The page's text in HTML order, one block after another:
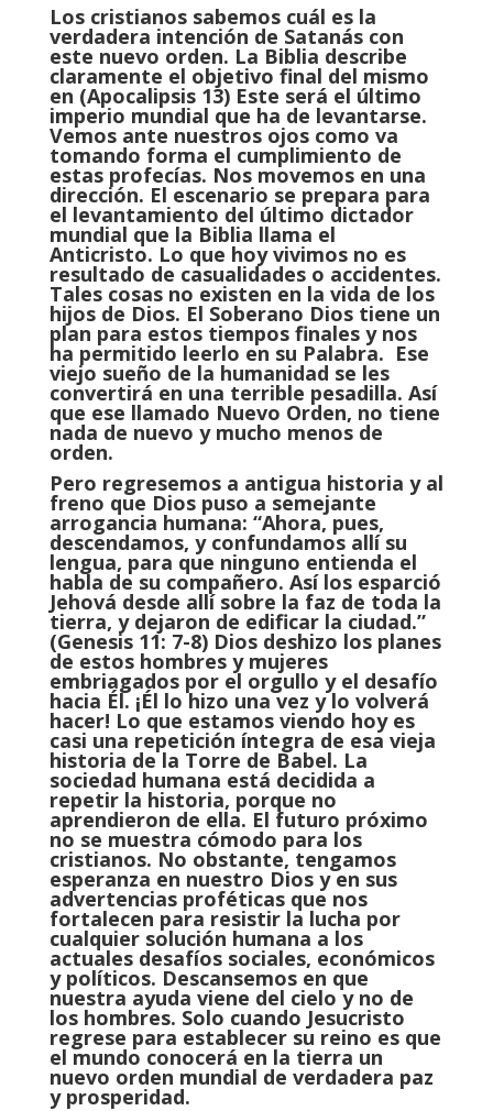
Los cristianos sabemos cuál es la
verdadera intención de Satanás con
este nuevo orden. La Biblia describe
claramente el objetivo final del mismo
en (Apocalipsis 13) Este será el último
imperio mundial que ha de levantarse.
Vemos ante nuestros ojos como va
tomando forma el cumplimiento de
estas profecías. Nos movemos en una
dirección. El escenario se prepara para
el levantamiento del último dictador
mundial que la Biblia llama el
Anticristo. Lo que hoy vivimos no es
resultado de casualidades o accidentes.
Tales cosas no existen en la vida de los
hijos de Dios. El Soberano Dios tiene un
plan para estos tiempos finales y nos
ha permitido leerlo en su Palabra. Ese
viejo sueño de la humanidad se les
convertirá en una terrible pesadilla. Así
que ese llamado Nuevo Orden, no tiene
nada de nuevo y mucho menos de
orden.
Pero regresemos a antigua historia y al
freno que Dios puso a semejante
arrogancia humana: “Ahora, pues,
descendamos, y confundamos allí su
lengua, para que ninguno entienda el
habla de su compañero. Así los esparció
Jehová desde allí sobre la faz de toda la
tierra, y dejaron de edificar la ciudad.”
(Genesis 11: 7-8) Dios deshizo los planes
de estos hombres y mujeres
embriagados por el orgullo y el desafío
hacia Él. ¡Él lo hizo una vez y lo volverá
hacer! Lo que estamos viendo hoy es
casi una repetición íntegra de esa vieja
historia de la Torre de Babel. La
sociedad humana está decidida a
repetir la historia, porque no
aprendieron de ella. El futuro próximo
no se muestra cómodo para los
cristianos. No obstante, tengamos
esperanza en nuestro Dios y en sus
advertencias proféticas que nos
fortalecen para resistir la lucha por
cualquier solución humana a los
actuales desafíos sociales, económicos
y políticos. Descansemos en que
nuestra ayuda viene del cielo y no de
los hombres. Solo cuando Jesucristo
regrese para establecer su reino es que
el mundo conocerá en la tierra un
nuevo orden mundial de verdadera paz
y prosperidad.